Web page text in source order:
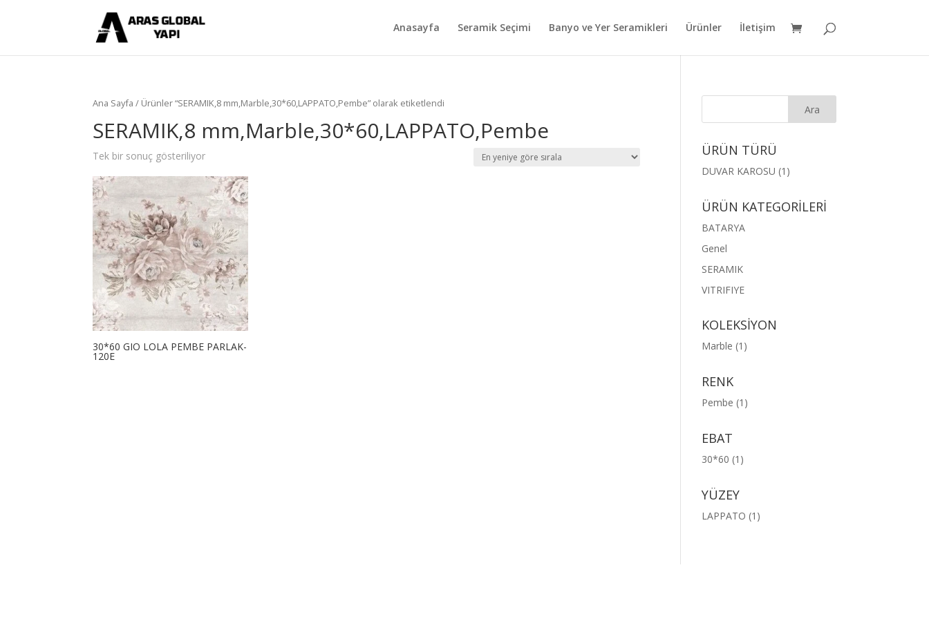
Anasayfa Seramik Seçimi Banyo ve Yer Seramikleri Ürünler İletişim
Ana Sayfa / Ürünler “SERAMIK,8 mm,Marble,30*60,LAPPATO,Pembe” olarak etiketlendi
SERAMIK,8 mm,Marble,30*60,LAPPATO,Pembe
Tek bir sonuç gösteriliyor
30*60 GIO LOLA PEMBE PARLAK-
120E
ÜRÜN TÜRÜ
DUVAR KAROSU (1)
ÜRÜN KATEGORİLERİ
BATARYA
Genel
SERAMIK
VITRIFIYE
KOLEKSİYON
Marble (1)
RENK
Pembe (1)
EBAT
30*60 (1)
YÜZEY
LAPPATO (1)